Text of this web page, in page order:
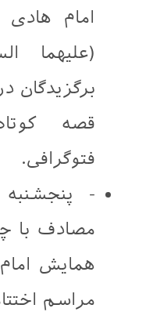
امام
(علیهما
برگزیدگان
قصه
فتوگرافی.
مصادف با
همایش
مراسم